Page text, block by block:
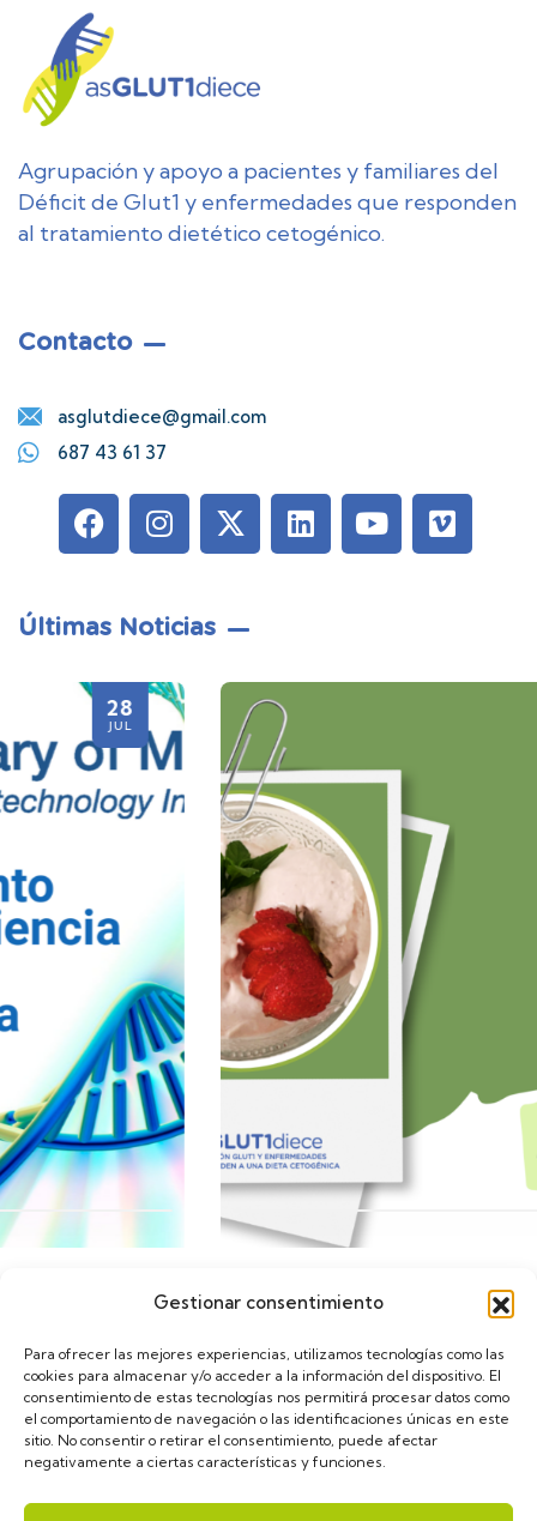
Gestionar consentimiento
Para ofrecer las mejores experiencias, utilizamos tecnologías como las
cookies para almacenar y/o acceder a la información del dispositivo. El
consentimiento de estas tecnologías nos permitirá procesar datos como
el comportamiento de navegación o las identificaciones únicas en este
sitio. No consentir o retirar el consentimiento, puede afectar
negativamente a ciertas características y funciones.
Agrupación y apoyo a pacientes y familiares del
Déficit de Glut1 y enfermedades que responden
al tratamiento dietético cetogénico.
Contacto
asglutdiece@gmail.com
687 43 61 37
Últimas Noticias
asGLUT1diece © 2024. Diseñado porVulpeTI. Todos